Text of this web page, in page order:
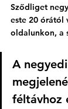
Sződliget
este 20 órától
oldalunkon, a
A
féltávhoz